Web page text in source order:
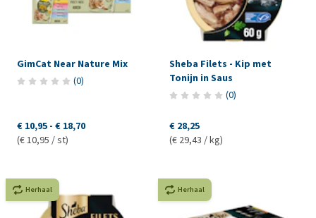
GimCat Near Nature Mix
(0)
€ 10,95 - € 18,70
(€ 10,95 / st)
Sheba Filets - Kip met
Tonijn in Saus
(0)
€ 28,25
(€ 29,43 / kg)
Herhaal Herhaal